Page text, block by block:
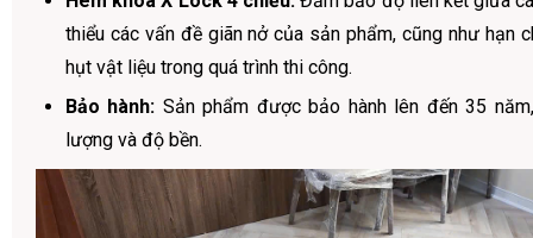
thiểu các vấn đề giãn nở của sản phẩm, cũng như hạn
hụt vật liệu trong quá trình thi công.
Bảo hành: Sản phẩm được bảo hành lên đến 35
lượng và độ bền.